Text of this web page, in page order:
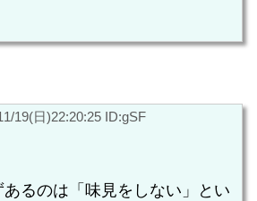
19(日)22:20:25 ID:gSF
るのは「味見をしない」とい